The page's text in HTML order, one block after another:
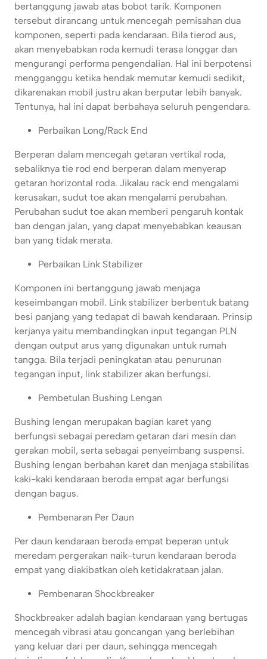
bertanggung jawab atas bobot tarik. Komponen
tersebut dirancang untuk mencegah pemisahan dua
komponen, seperti pada kendaraan. Bila tierod aus,
akan menyebabkan roda kemudi terasa longgar dan
mengurangi performa pengendalian. Hal ini berpotensi
mengganggu ketika hendak memutar kemudi sedikit,
dikarenakan mobil justru akan berputar lebih banyak.
Tentunya, hal ini dapat berbahaya seluruh pengendara.
Perbaikan Long/Rack End
Berperan dalam mencegah getaran vertikal roda,
sebaliknya tie rod end berperan dalam menyerap
getaran horizontal roda. Jikalau rack end mengalami
kerusakan, sudut toe akan mengalami perubahan.
Perubahan sudut toe akan memberi pengaruh kontak
ban dengan jalan, yang dapat menyebabkan keausan
ban yang tidak merata.
Perbaikan Link Stabilizer
Komponen ini bertanggung jawab menjaga
keseimbangan mobil. Link stabilizer berbentuk batang
besi panjang yang tedapat di bawah kendaraan. Prinsip
kerjanya yaitu membandingkan input tegangan PLN
dengan output arus yang digunakan untuk rumah
tangga. Bila terjadi peningkatan atau penurunan
tegangan input, link stabilizer akan berfungsi.
Pembetulan Bushing Lengan
Bushing lengan merupakan bagian karet yang
berfungsi sebagai peredam getaran dari mesin dan
gerakan mobil, serta sebagai penyeimbang suspensi.
Bushing lengan berbahan karet dan menjaga stabilitas
kaki-kaki kendaraan beroda empat agar berfungsi
dengan bagus.
Pembenaran Per Daun
Per daun kendaraan beroda empat beperan untuk
meredam pergerakan naik-turun kendaraan beroda
empat yang diakibatkan oleh ketidakrataan jalan.
Pembenaran Shockbreaker
Shockbreaker adalah bagian kendaraan yang bertugas
mencegah vibrasi atau goncangan yang berlebihan
yang keluar dari per daun, sehingga mencegah